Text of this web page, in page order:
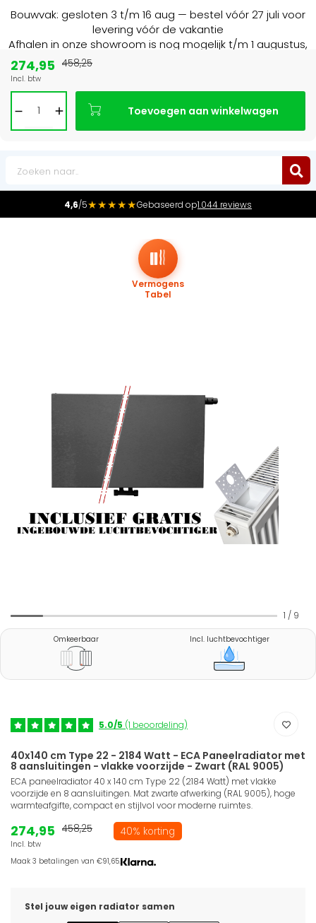
Bouwvak: gesloten 3 t/m 16 aug — bestel vóór 27 juli voor
levering vóór de vakantie
Afhalen in onze showroom is nog mogelijk t/m 1 augustus,
4,6/5★★★★★Gebaseerd op1.044 reviews
Vermogens
Tabel
1 / 9
Omkeerbaar Incl. luchtbevochtiger
5.0/5 (1 beoordeling)
40x140 cm Type 22 - 2184 Watt - ECA Paneelradiator met
8 aansluitingen - vlakke voorzijde - Zwart (RAL 9005)
ECA paneelradiator 40 x 140 cm Type 22 (2184 Watt) met vlakke
voorzijde en 8 aansluitingen. Mat zwarte afwerking (RAL 9005), hoge
warmteafgifte, compact en stijlvol voor moderne ruimtes.
274,95
Incl. btw
458,25 40% korting
Maak 3 betalingen van €91,65.
Stel jouw eigen radiator samen
274,95
Incl. btw
458,25
Toevoegen aan winkelwagen